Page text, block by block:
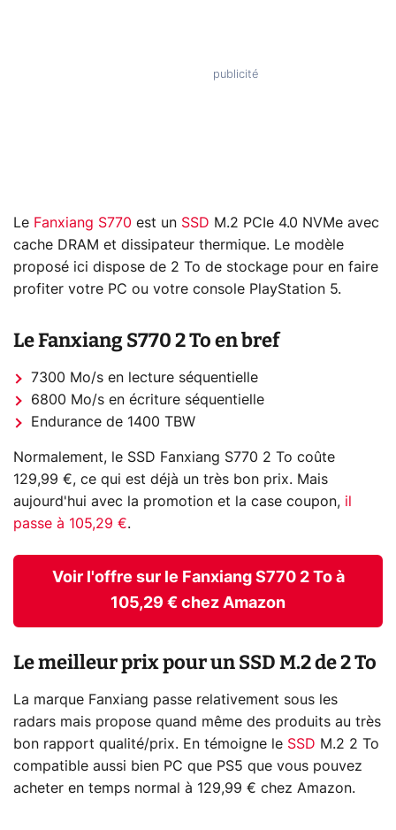
Le Fanxiang S770 est un SSD M.2 PCIe 4.0 NVMe avec
cache DRAM et dissipateur thermique. Le modèle
proposé ici dispose de 2 To de stockage pour en faire
profiter votre PC ou votre console PlayStation 5.
Le Fanxiang S770 2 To en bref
7300 Mo/s en lecture séquentielle
6800 Mo/s en écriture séquentielle
Endurance de 1400 TBW
Normalement, le SSD Fanxiang S770 2 To coûte
129,99 €, ce qui est déjà un très bon prix. Mais
aujourd'hui avec la promotion et la case coupon, il
passe à 105,29 €.
Voir l'offre sur le Fanxiang S770 2 To à
105,29 € chez Amazon
Le meilleur prix pour un SSD M.2 de 2 To
La marque Fanxiang passe relativement sous les
radars mais propose quand même des produits au très
bon rapport qualité/prix. En témoigne le SSD M.2 2 To
compatible aussi bien PC que PS5 que vous pouvez
acheter en temps normal à 129,99 € chez Amazon.